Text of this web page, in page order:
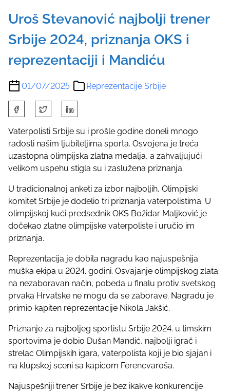
Uroš Stevanović najbolji trener
Srbije 2024, priznanja OKS i
reprezentaciji i Mandiću
01/07/2025 Reprezentacije Srbije
h
a
r
e
t
i
s
p
o
s
t
Vaterpolisti Srbije su i prošle godine doneli mnogo
radosti našim ljubiteljima sporta. Osvojena je treća
uzastopna olimpijska zlatna medalja, a zahvaljujući
velikom uspehu stigla su i zaslužena priznanja.
U tradicionalnoj anketi za izbor najboljih, Olimpijski
komitet Srbije je dodelio tri priznanja vaterpolistima. U
olimpijskoj kući predsednik OKS Božidar Maljković je
dočekao zlatne olimpijske vaterpoliste i uručio im
priznanja.
Reprezentacija je dobila nagradu kao najuspešnija
muška ekipa u 2024. godini. Osvajanje olimpijskog zlata
na nezaboravan način, pobeda u finalu protiv svetskog
prvaka Hrvatske ne mogu da se zaborave. Nagradu je
primio kapiten reprezentacije Nikola Jakšić.
Priznanje za najboljeg sportistu Srbije 2024. u timskim
sportovima je dobio Dušan Mandić, najbolji igrač i
strelac Olimpijskih igara, vaterpolista koji je bio sjajan i
na klupskoj sceni sa kapicom Ferencvaroša.
Najuspešniji trener Srbije je bez ikakve konkurencije